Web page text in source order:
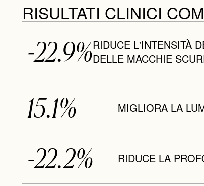
RISULTATI CLINICI
-22.9%RIDUCE L'INTENSITÀ
DELLE MACCHIE
15.1% MIGLIORA LA
-22.2% RIDUCE LA